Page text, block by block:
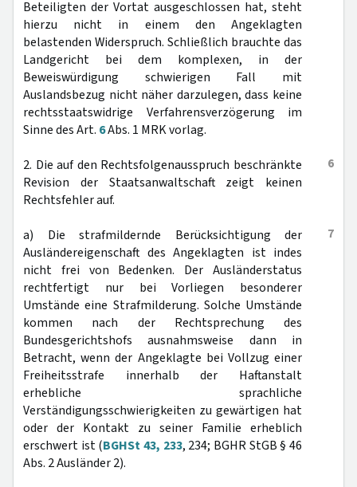
Beteiligten der Vortat ausgeschlossen hat, steht
hierzu nicht in einem den Angeklagten
belastenden Widerspruch. Schließlich brauchte das
Landgericht bei dem komplexen, in der
Beweiswürdigung schwierigen Fall mit
Auslandsbezug nicht näher darzulegen, dass keine
rechtsstaatswidrige Verfahrensverzögerung im
Sinne des Art. 6Abs. 1 MRK vorlag.
6
2. Die auf den Rechtsfolgenausspruch beschränkte
Revision der Staatsanwaltschaft zeigt keinen
Rechtsfehler auf.
7
a) Die strafmildernde Berücksichtigung der
Ausländereigenschaft des Angeklagten ist indes
nicht frei von Bedenken. Der Ausländerstatus
rechtfertigt nur bei Vorliegen besonderer
Umstände eine Strafmilderung. Solche Umstände
kommen nach der Rechtsprechung des
Bundesgerichtshofs ausnahmsweise dann in
Betracht, wenn der Angeklagte bei Vollzug einer
Freiheitsstrafe innerhalb der Haftanstalt
erhebliche sprachliche
Verständigungsschwierigkeiten zu gewärtigen hat
oder der Kontakt zu seiner Familie erheblich
erschwert ist (BGHSt 43, 233, 234; BGHR StGB § 46
Abs. 2 Ausländer 2).